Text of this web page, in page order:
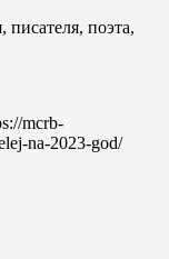
писателя, поэта,
mcrb-
na-2023-god/